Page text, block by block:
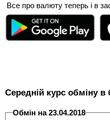
Все про валюту теперь і в
Середній курс обміну в
Обмін на 23.04.2018